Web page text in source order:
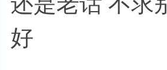
好